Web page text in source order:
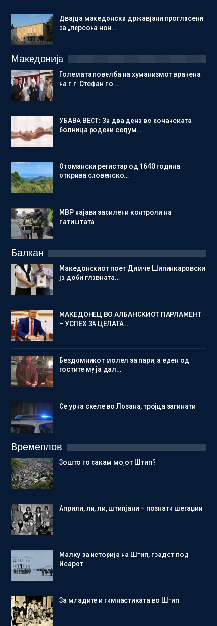
Двајца македонски државјани прогласени
за „персона нон…
Македонија
Големата повелба на хуманизмот врачена
на г.г. Стефан по…
УБАВА ВЕСТ: За два дена во кочанската
болница родени седум…
Отомански регистар од 1640 година
открива словенско…
МВР најави засилени контроли на
патиштата
Балкан
Македонскиот поет Димче Шипинкаровски
ја доби главната…
МАКЕДОНЕЦ ВО АЛБАНСКИОТ ПАРЛАМЕНТ
– УСПЕХ ЗА ЦЕЛАТА…
Бездомникот молел за пари, а еден од
гостите му ја дал…
Се урна скеле во Лозана, тројца загинати
Времеплов
Зошто го сакам мојот Штип?
Aприли, ли, ли, штипјани – познати шегаџии
Малку за историја на Штип, градот под
Исарот
Зa младите и гимнастиката во Штип